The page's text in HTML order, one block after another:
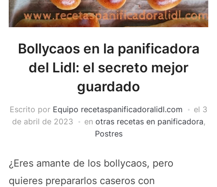
Bollycaos en la panificadora
del Lidl: el secreto mejor
guardado
Escrito por Equipo recetaspanificadoralidl.com el 3
de abril de 2023
en otras recetas en panificadora,
Postres
¿Eres amante de los bollycaos, pero
quieres prepararlos caseros con